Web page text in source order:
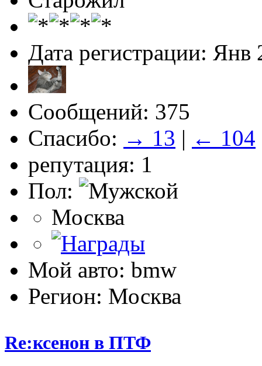
Дата регистрации: Янв
Сообщений: 375
Спасибо: → 13 | ← 104
репутация: 1
Пол:
Москва
Мой авто: bmw
Регион: Москва
Re:ксенон в ПТФ